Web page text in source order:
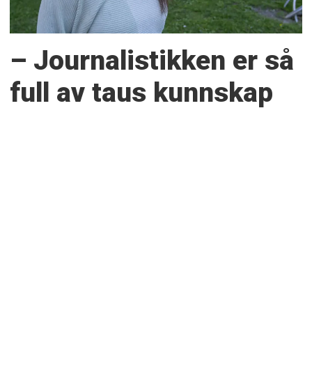
– Journalistikken er så
full av taus kunnskap